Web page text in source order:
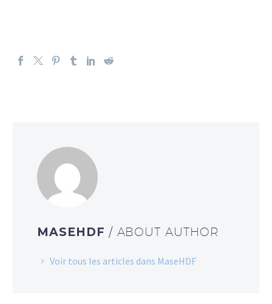
MASEHDF / ABOUT AUTHOR
Voir tous les articles dans MaseHDF